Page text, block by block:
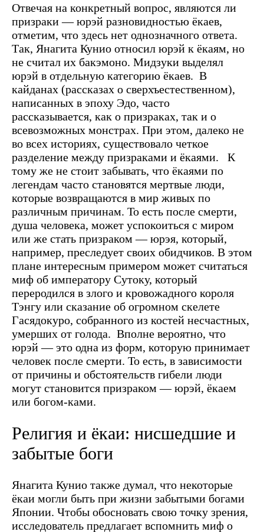
Отвечая на конкретный вопрос, являются ли
призраки — юрэй разновидностью ёкаев,
отметим, что здесь нет однозначного ответа.
Так, Янагита Кунио относил юрэй к ёкаям, но
не считал их бакэмоно. Мидзуки выделял
юрэй в отдельную категорию ёкаев. В
кайданах (рассказах о сверхъестественном),
написанных в эпоху Эдо, часто
рассказывается, как о призраках, так и о
всевозможных монстрах. При этом, далеко не
во всех историях, существовало четкое
разделение между призраками и ёкаями.
К
тому же не стоит забывать, что ёкаями по
легендам часто становятся мертвые люди,
которые возвращаются в мир живых по
различным причинам. То есть после смерти,
душа человека, может успокоиться с миром
или же стать призраком — юрэя, который,
например, преследует своих обидчиков. В этом
плане интересным примером может считаться
миф об императору Сутоку, который
переродился в злого и кровожадного короля
Тэнгу или сказание об огромном скелете
Гасядокуро, собранного из костей несчастных,
умерших от голода. Вполне вероятно, что
юрэй — это одна из форм, которую принимает
человек после смерти. То есть, в зависимости
от причины и обстоятельств гибели люди
могут становится призраком — юрэй, ёкаем
или богом-ками.
Религия и ёкаи: нисшедшие и
забытые боги
Янагита Кунио также думал, что некоторые
ёкаи могли быть при жизни забытыми богами
Японии. Чтобы обосновать свою точку зрения,
исследователь предлагает вспомнить миф о